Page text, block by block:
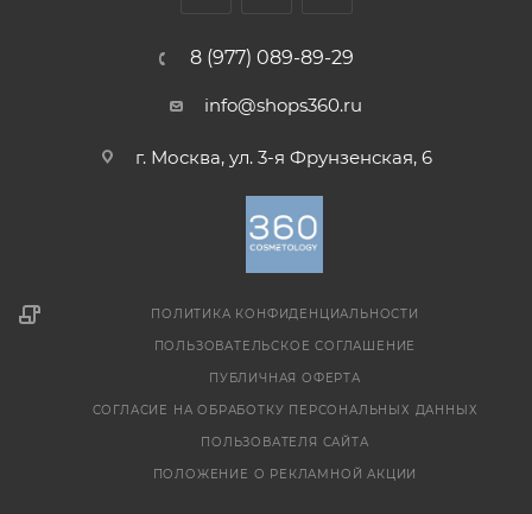
8 (977) 089-89-29
info@shops360.ru
г. Москва, ул. 3-я Фрунзенская, 6
ПОЛИТИКА КОНФИДЕНЦИАЛЬНОСТИ
ПОЛЬЗОВАТЕЛЬСКОЕ СОГЛАШЕНИЕ
ПУБЛИЧНАЯ ОФЕРТА
СОГЛАСИЕ НА ОБРАБОТКУ ПЕРСОНАЛЬНЫХ ДАННЫХ
ПОЛЬЗОВАТЕЛЯ САЙТА
ПОЛОЖЕНИЕ О РЕКЛАМНОЙ АКЦИИ